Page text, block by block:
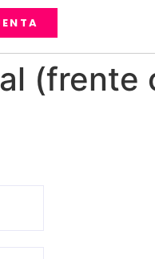
(frente